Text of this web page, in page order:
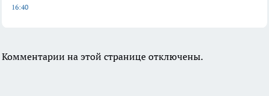
16:40
Комментарии на этой странице отключены.